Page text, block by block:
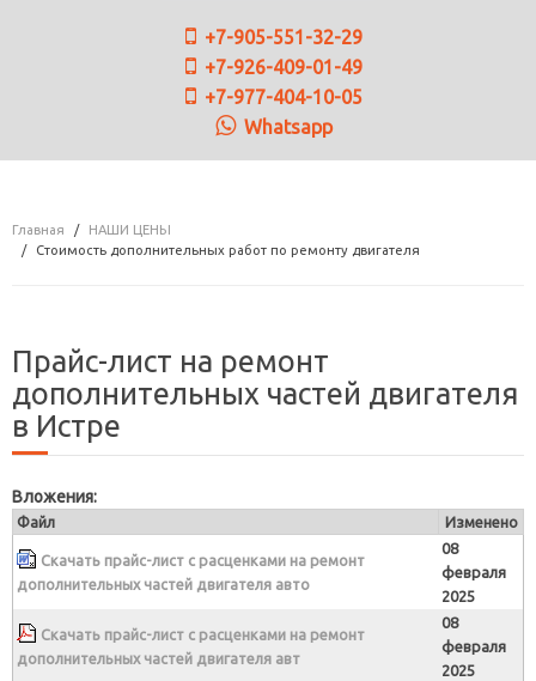
+7-905-551-32-29
+7-926-409-01-49
+7-977-404-10-05
Whatsapp
Главная
НАШИ ЦЕНЫ
Стоимость дополнительных работ по ремонту двигателя
Прайс-лист на ремонт
дополнительных частей двигателя
в Истре
Вложения:
Файл Изменено
Скачать прайс-лист с расценками на ремонт
дополнительных частей двигателя авто
08
февраля
2025
Скачать прайс-лист с расценками на ремонт
дополнительных частей двигателя авт
08
февраля
2025